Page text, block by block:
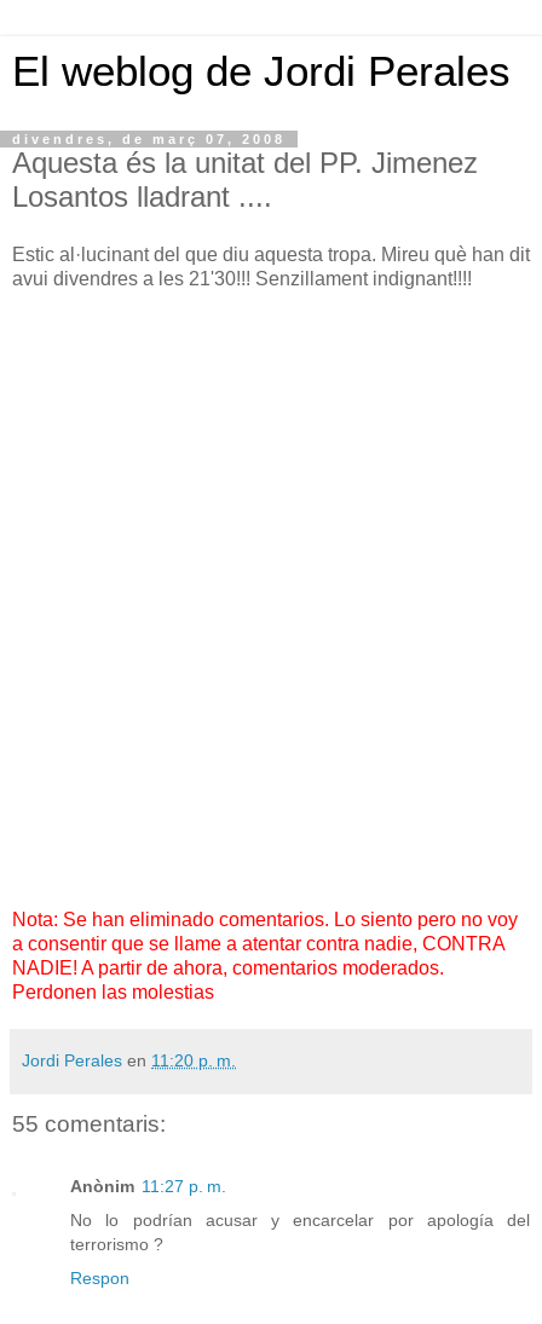
El weblog de Jordi Perales
divendres, de març 07, 2008
Aquesta és la unitat del PP. Jimenez
Losantos lladrant ....
Estic al·lucinant del que diu aquesta tropa. Mireu què han dit
avui divendres a les 21'30!!! Senzillament indignant!!!!
Nota: Se han eliminado comentarios. Lo siento pero no voy
a consentir que se llame a atentar contra nadie, CONTRA
NADIE! A partir de ahora, comentarios moderados.
Perdonen las molestias
Jordi Perales en 11:20 p. m.
55 comentaris:
Anònim 11:27 p. m.
No lo podrían acusar y encarcelar por apología del
terrorismo ?
Respon